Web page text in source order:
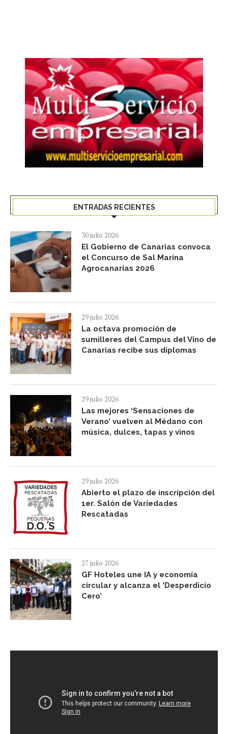
ENTRADAS RECIENTES
30 julio 2026
El Gobierno de Canarias convoca
el Concurso de Sal Marina
Agrocanarias 2026
29 julio 2026
La octava promoción de
sumilleres del Campus del Vino de
Canarias recibe sus diplomas
29 julio 2026
Las mejores ‘Sensaciones de
Verano’ vuelven al Médano con
música, dulces, tapas y vinos
29 julio 2026
Abierto el plazo de inscripción del
1er. Salón de Variedades
Rescatadas
27 julio 2026
GF Hoteles une IA y economía
circular y alcanza el ‘Desperdicio
Cero’